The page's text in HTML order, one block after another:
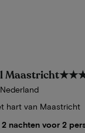
Maastricht
hart van Maastricht
2 nachten voor 2